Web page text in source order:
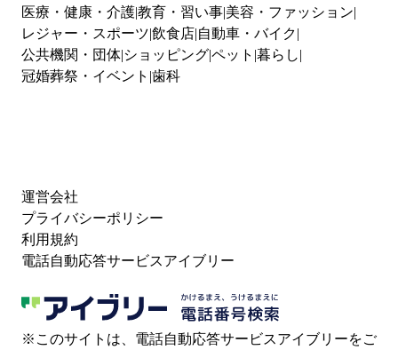
医療・健康・介護教育・習い事 美容・ファッション
レジャー・スポーツ 飲食店 自動車・バイク
公共機関・団体 ショッピングペット 暮らし
冠婚葬祭・イベント 歯科
運営会社
プライバシーポリシー
利用規約
電話自動応答サービスアイブリー
※このサイトは、電話自動応答サービスアイブリーをご